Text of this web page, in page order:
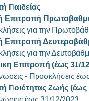
Παιδείας
Επιτροπή
για την
Επιτροπή
για την
Επιτροπή (έως 31/
- Προσκλήσεις
Ποιότητας Ζωής (έως
έως 31/12/2023